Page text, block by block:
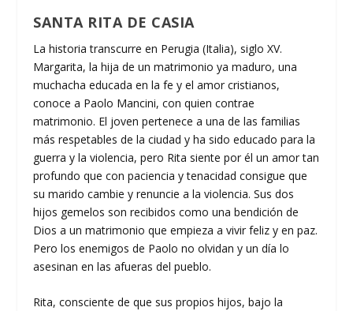
SANTA RITA DE CASIA
La historia transcurre en Perugia (Italia), siglo XV.
Margarita, la hija de un matrimonio ya maduro, una
muchacha educada en la fe y el amor cristianos,
conoce a Paolo Mancini, con quien contrae
matrimonio. El joven pertenece a una de las familias
más respetables de la ciudad y ha sido educado para la
guerra y la violencia, pero Rita siente por él un amor tan
profundo que con paciencia y tenacidad consigue que
su marido cambie y renuncie a la violencia. Sus dos
hijos gemelos son recibidos como una bendición de
Dios a un matrimonio que empieza a vivir feliz y en paz.
Pero los enemigos de Paolo no olvidan y un día lo
asesinan en las afueras del pueblo.
Rita, consciente de que sus propios hijos, bajo la